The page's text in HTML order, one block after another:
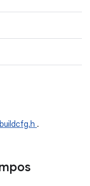
buildcfg.h .